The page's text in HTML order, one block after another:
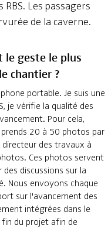
Les passagers
de la caverne.
le geste le plus
chantier ?
portable. Je suis une
je vérifie la qualité des
Pour cela,
20 à 50 photos par
des travaux à
Ces photos servent
discussions sur la
Nous envoyons chaque
sur l'avancement des
intégrées dans le
du projet afin de